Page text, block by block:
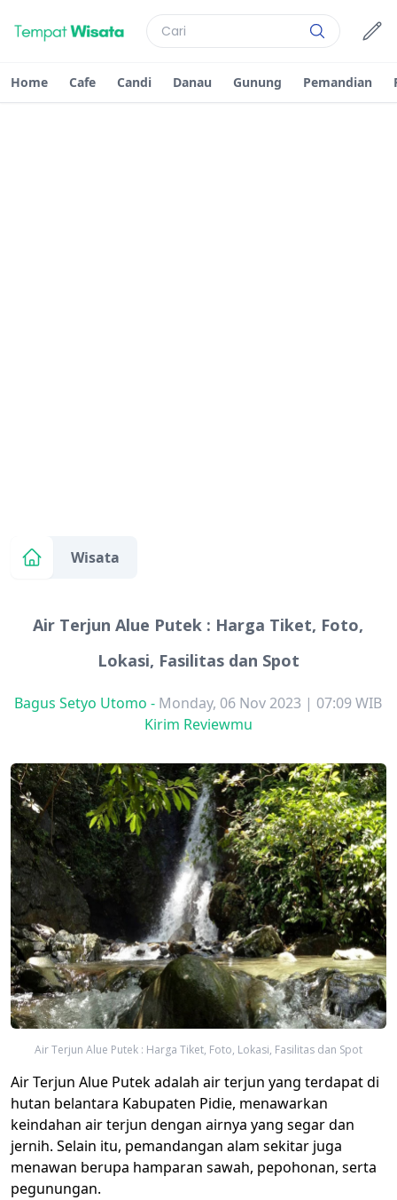
Home Cafe Candi Danau Gunung Pemandian
Wisata
Air Terjun Alue Putek : Harga Tiket, Foto,
Lokasi, Fasilitas dan Spot
Bagus Setyo Utomo - Monday, 06 Nov 2023 | 07:09 WIB
Kirim Reviewmu
Air Terjun Alue Putek : Harga Tiket, Foto, Lokasi, Fasilitas dan Spot
Air Terjun Alue Putek adalah air terjun yang terdapat di
hutan belantara Kabupaten Pidie, menawarkan
keindahan air terjun dengan airnya yang segar dan
jernih. Selain itu, pemandangan alam sekitar juga
menawan berupa hamparan sawah, pepohonan, serta
pegunungan.